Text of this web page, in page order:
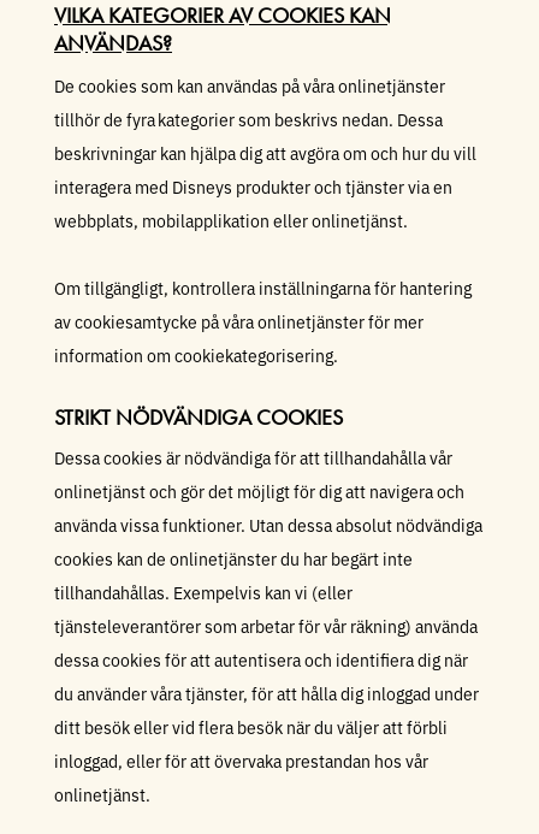
VILKA KATEGORIER AV COOKIES KAN
ANVÄNDAS?
De cookies som kan användas på våra onlinetjänster
tillhör de fyra kategorier som beskrivs nedan. Dessa
beskrivningar kan hjälpa dig att avgöra om och hur du vill
interagera med Disneys produkter och tjänster via en
webbplats, mobilapplikation eller onlinetjänst.
Om tillgängligt, kontrollera inställningarna för hantering
av cookiesamtycke på våra onlinetjänster för mer
information om cookiekategorisering.
STRIKT NÖDVÄNDIGA COOKIES
Dessa cookies är nödvändiga för att tillhandahålla vår
onlinetjänst och gör det möjligt för dig att navigera och
använda vissa funktioner. Utan dessa absolut nödvändiga
cookies kan de onlinetjänster du har begärt inte
tillhandahållas. Exempelvis kan vi (eller
tjänsteleverantörer som arbetar för vår räkning) använda
dessa cookies för att autentisera och identifiera dig när
du använder våra tjänster, för att hålla dig inloggad under
ditt besök eller vid flera besök när du väljer att förbli
inloggad, eller för att övervaka prestandan hos vår
onlinetjänst.